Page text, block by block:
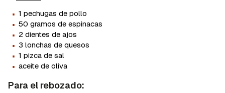
· 1 pechugas de pollo
· 50 gramos de espinacas
· 2 dientes de ajos
· 3 lonchas de quesos
· 1 pizca de sal
· aceite de oliva
Para el rebozado: